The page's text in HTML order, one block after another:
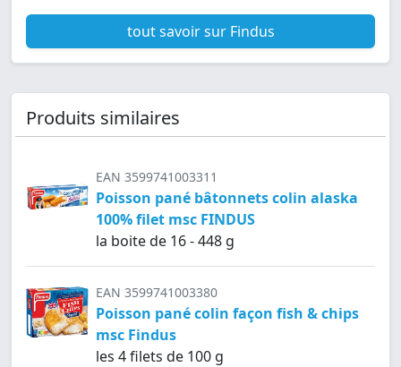
tout savoir sur Findus
Produits similaires
EAN 3599741003311
Poisson pané bâtonnets colin alaska
100% filet msc FINDUS
la boite de 16 - 448 g
EAN 3599741003380
Poisson pané colin façon fish & chips
msc Findus
les 4 filets de 100 g